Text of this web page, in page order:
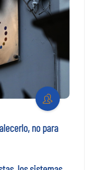
no para